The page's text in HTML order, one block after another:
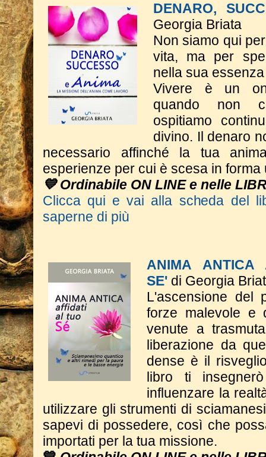
DENARO,
Georgia Briata
Non siamo qui
vita, ma per
nella sua
Vivere è un
quando non
ospitiamo
divino. Il denaro
necessario affinché la tua
esperienze per cui è scesa in
💙 Ordinabile ON LINE e nelle
Clicca qui e vai alla scheda del
saperne di più
ANIMA ANTICA
SE' di Georgia
L'ascensione del
forze malevole e
venute a
liberazione da
dense è il
libro ti
influenzare la
utilizzare gli strumenti di
sapevi di possedere, così che
importati per la tua missione.